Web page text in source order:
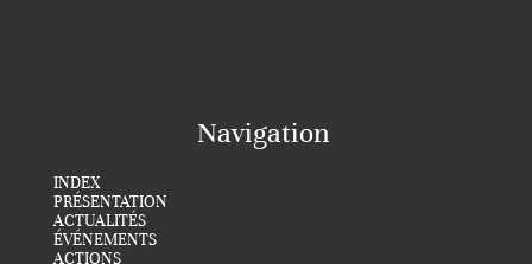
Navigation
INDEX
PRÉSENTATION
ACTUALITÉS
ÉVÉNEMENTS
ACTIONS